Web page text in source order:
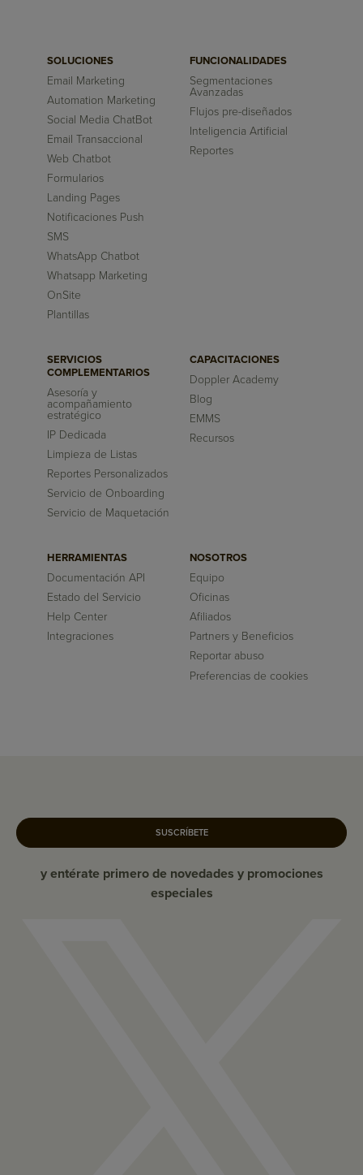
SOLUCIONES
Email Marketing
Automation Marketing
Social Media ChatBot
Email Transaccional
Web Chatbot
Formularios
Landing Pages
Notificaciones Push
SMS
WhatsApp Chatbot
Whatsapp Marketing
OnSite
Plantillas
FUNCIONALIDADES
Segmentaciones
Avanzadas
Flujos pre-diseñados
Inteligencia Artificial
Reportes
SERVICIOS
COMPLEMENTARIOS
Asesoría y
acompañamiento
estratégico
IP Dedicada
Limpieza de Listas
Reportes Personalizados
Servicio de Onboarding
Servicio de Maquetación
CAPACITACIONES
Doppler Academy
Blog
EMMS
Recursos
HERRAMIENTAS
Documentación API
Estado del Servicio
Help Center
Integraciones
NOSOTROS
Equipo
Oficinas
Afiliados
Partners y Beneficios
Reportar abuso
Preferencias de cookies
SUSCRÍBETE
y entérate primero de novedades y promociones
especiales